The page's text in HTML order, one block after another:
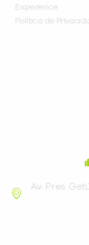
Experience
Política de
Av. Pres.